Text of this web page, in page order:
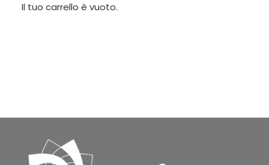
Il tuo carrello è vuoto.